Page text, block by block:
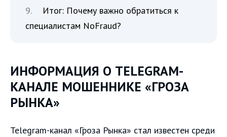
Итог: Почему важно обратиться к
специалистам NoFraud?
ИНФОРМАЦИЯ О TELEGRAM-
КАНАЛЕ МОШЕННИКЕ «ГРОЗА
РЫНКА»
Telegram-канал «Гроза Рынка» стал известен среди